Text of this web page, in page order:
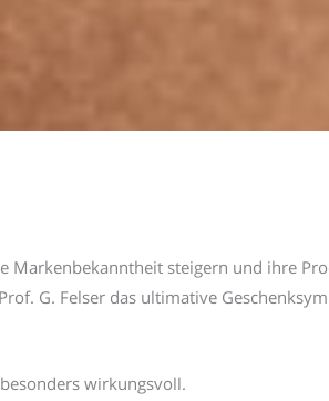
steigern und ihre
G. Felser das ultimative
wirkungsvoll.